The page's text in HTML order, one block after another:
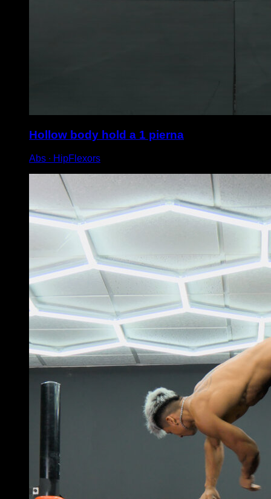
Hollow body hold a 1 pierna
Abs ∙ HipFlexors